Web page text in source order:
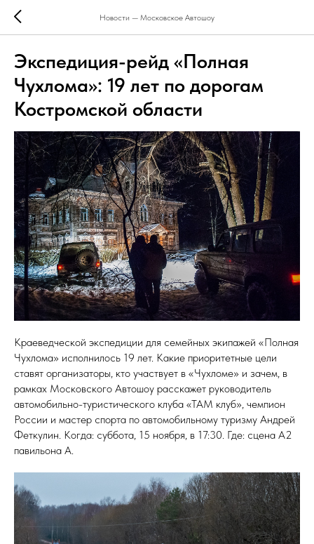
Новости — Московское Автошоу
Экспедиция-рейд «Полная
Чухлома»: 19 лет по дорогам
Костромской области
Краеведческой экспедиции для семейных экипажей «Полная
Чухлома» исполнилось 19 лет. Какие приоритетные цели
ставят организаторы, кто участвует в «Чухломе» и зачем, в
рамках Московского Автошоу расскажет руководитель
автомобильно-туристического клуба «ТАМ клуб», чемпион
России и мастер спорта по автомобильному туризму Андрей
Феткулин. Когда: суббота, 15 ноября, в 17:30. Где: сцена А2
павильона А.